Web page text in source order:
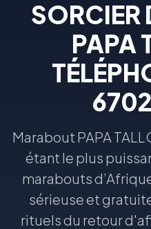
SORCIER
PAPA
Marabout PAPA
étant le plus
marabouts
sérieuse et
rituels du retour